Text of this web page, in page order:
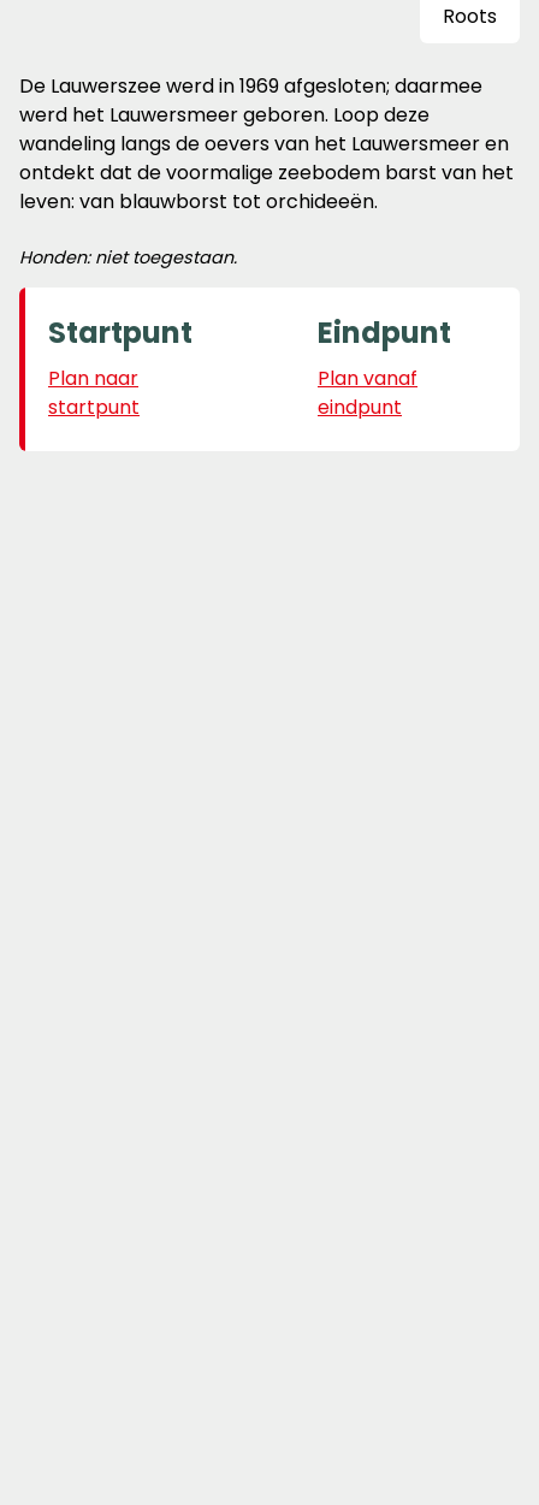
De Lauwerszee werd in 1969 afgesloten; daarmee
werd het Lauwersmeer geboren. Loop deze
wandeling langs de oevers van het Lauwersmeer en
ontdekt dat de voormalige zeebodem barst van het
leven: van blauwborst tot orchideeën.
Honden: niet toegestaan.
Startpunt
Plan naar
startpunt
Eindpunt
Plan vanaf
eindpunt